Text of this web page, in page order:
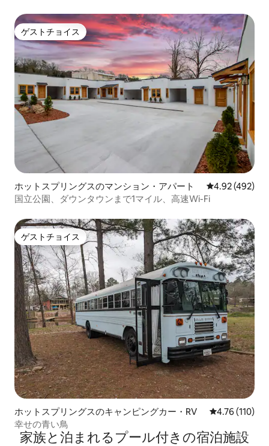
ゲストチョイス
ゲストチョイス
ホットスプリングスのマンション・アパート レビュー492
4.92 (492)
国立公園、ダウンタウンまで1マイル、高速Wi-Fi
ゲストチョイス
ゲストチョイス
ホットスプリングスのキャンピングカー・RV レビュー110
4.76 (110)
幸せの青い鳥
家族と泊まれるプール付きの宿泊施設